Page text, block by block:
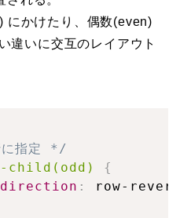
かけたり、偶数(even)
違いに交互のレイアウト
指定 */
{
:
row-